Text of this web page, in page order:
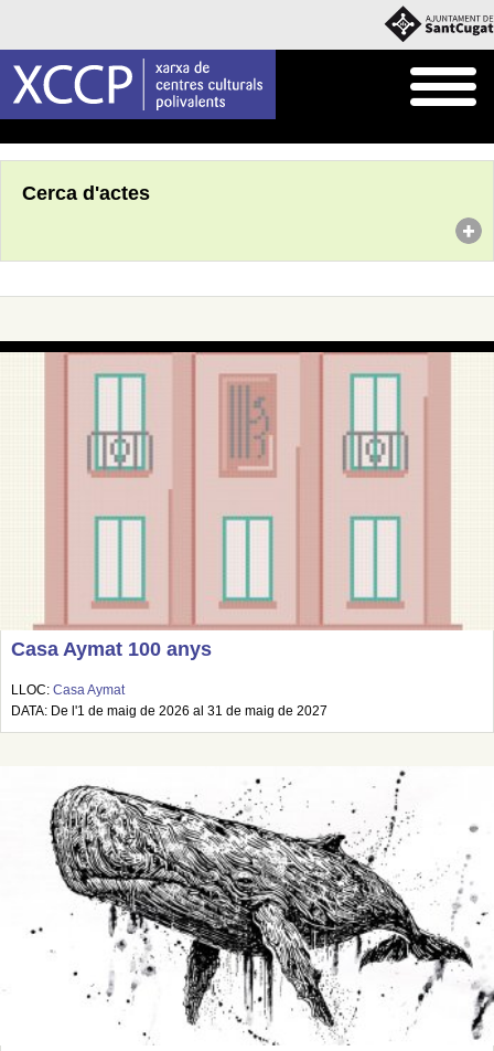
Cerca d'actes
Casa Aymat 100 anys
LLOC: Casa Aymat
DATA: De l'1 de maig de 2026 al 31 de maig de 2027